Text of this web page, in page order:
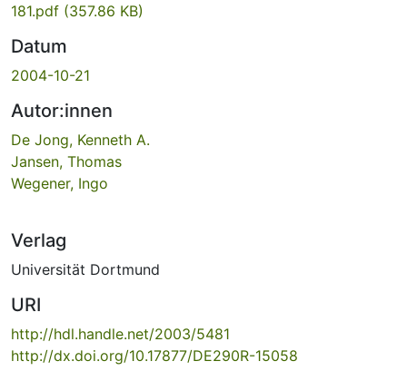
181.pdf (357.86 KB)
Datum
2004-10-21
Autor:innen
De Jong, Kenneth A.
Jansen, Thomas
Wegener, Ingo
Verlag
Universität Dortmund
URI
http://hdl.handle.net/2003/5481
http://dx.doi.org/10.17877/DE290R-15058